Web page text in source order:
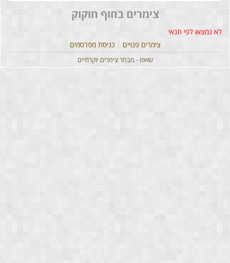
צימרים בחוף חוקוק
לא נמצאו לפי תנאי
צימרים פנויים
כניסת מפרסמים
שאפו - מבחר צימרים יוקרתיים